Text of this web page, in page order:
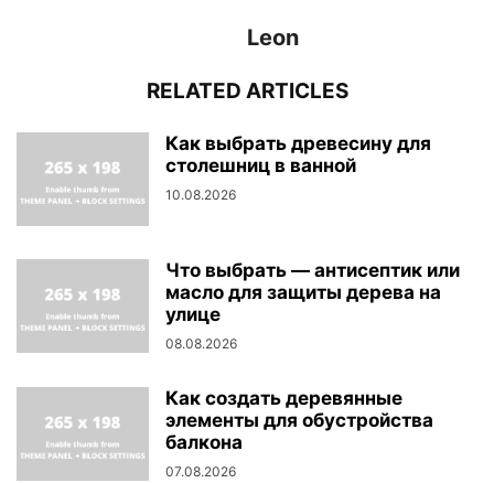
Leon
RELATED ARTICLES
Как выбрать древесину для
столешниц в ванной
10.08.2026
Что выбрать — антисептик или
масло для защиты дерева на
улице
08.08.2026
Как создать деревянные
элементы для обустройства
балкона
07.08.2026